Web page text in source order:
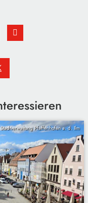
Stadtverwaltung Pfaffenhofen a. d. Ilm